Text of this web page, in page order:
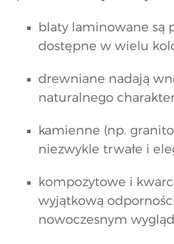
blaty laminowane są
dostępne w wielu
drewniane nadają
naturalnego
kamienne (np.
niezwykle trwałe i
kompozytowe i
wyjątkową
nowoczesnym